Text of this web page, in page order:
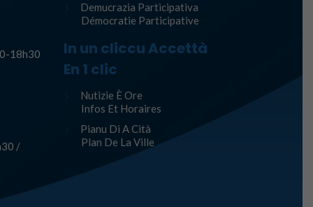
18h30
/
Demucrazia Participativa
Démocratie Participative
In un cliccu Accettà
En 1 clic
Nutizie È Ore
Infos Et Horaires
Pianu Di A Cità
Plan De La Ville